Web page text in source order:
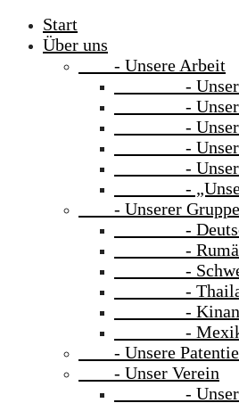
Start
Über uns
- Unsere Arbeit
- Unser
- Unsere
- Unser
- Unser
- Unsere
-
- Unserer
-
-
- Schweiz
- Thailand
- Kinango
-
- Unsere
- Unser Verein
- Unser